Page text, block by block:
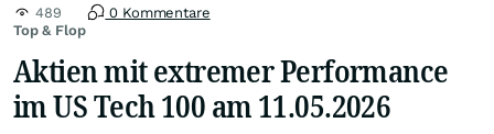
Top & Flop
489 0 Kommentare
Aktien mit extremer Performance
im US Tech 100 am 11.05.2026